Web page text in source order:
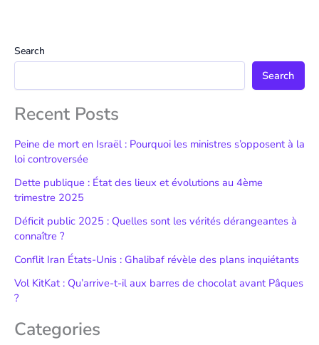
Search
Search
Recent Posts
Peine de mort en Israël : Pourquoi les ministres s’opposent à la
loi controversée
Dette publique : État des lieux et évolutions au 4ème
trimestre 2025
Déficit public 2025 : Quelles sont les vérités dérangeantes à
connaître ?
Conflit Iran États-Unis : Ghalibaf révèle des plans inquiétants
Vol KitKat : Qu’arrive-t-il aux barres de chocolat avant Pâques
?
Categories